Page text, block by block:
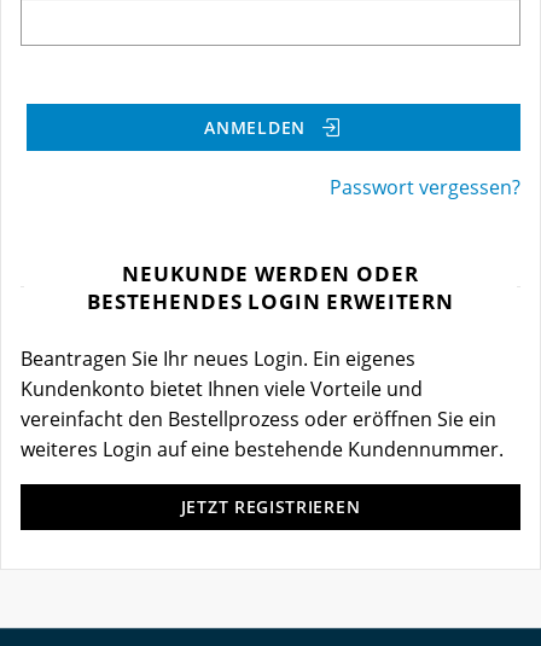
ANMELDEN
Passwort vergessen?
NEUKUNDE WERDEN ODER
BESTEHENDES LOGIN ERWEITERN
Beantragen Sie Ihr neues Login. Ein eigenes
Kundenkonto bietet Ihnen viele Vorteile und
vereinfacht den Bestellprozess oder eröffnen Sie ein
weiteres Login auf eine bestehende Kundennummer.
JETZT REGISTRIEREN